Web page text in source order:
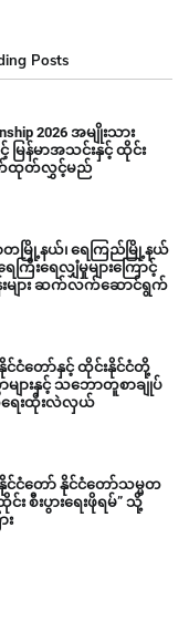
Posts
2026 အမျိုးသား
ြန်မာအသင်းနှင့် ထိုင်း
က်ထုတ်လွှင့်မည်
တမြို့နယ်၊ ရေကြည်မြို့နယ်
ြီးရေလျှံမှုများကြောင့်
ျား ဆက်လက်ဆောင်ရွက်
င်ငံတော်နှင့် ထိုင်းနိုင်ငံတို့
များနှင့် သဘောတူစာချုပ်
ရေးထိုးလဲလှယ်
င်ငံတော် နိုင်ငံတော်သမ္မတ
း စီးပွားရေးဖိုရမ်” သို့
း